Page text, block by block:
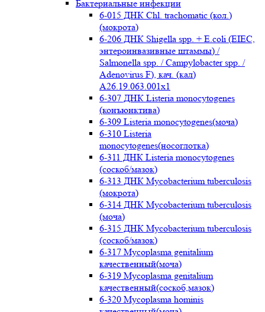
Бактериальные инфекции
6-015 ДНК Chl. trachomatic (кол.)
(мокрота)
6-206 ДНК Shigella spp. + E.coli (EIEC,
энтероинвазивные штаммы) /
Salmonella spp. / Campylobacter spp. /
Adenovirus F), кач. (кал)
A26.19.063.001x1
6-307 ДНК Listeria monocytogenes
(конъюнктива)
6-309 Listeria monocytogenes(моча)
6-310 Listeria
monocytogenes(носоглотка)
6-311 ДНК Listeria monocytogenes
(соскоб/мазок)
6-313 ДНК Mycobacterium tuberculosis
(мокрота)
6-314 ДНК Mycobacterium tuberculosis
(моча)
6-315 ДНК Mycobacterium tuberculosis
(соскоб/мазок)
6-317 Mycoplasma genitalium
качественный(моча)
6-319 Mycoplasma genitalium
качественный(соскоб,мазок)
6-320 Mycoplasma hominis